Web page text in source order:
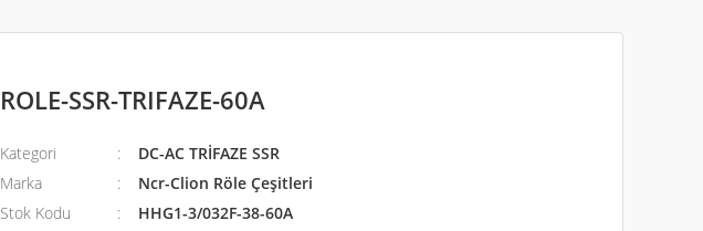
ROLE-SSR-TRIFAZE-60A
Kategori
DC-AC TRİFAZE SSR
Marka
Ncr-Clion Röle Çeşitleri
Stok Kodu
HHG1-3/032F-38-60A